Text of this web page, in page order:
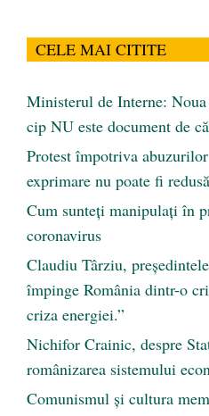
CELE MAI CITITE
Ministerul de Interne:
cip NU este document de
Protest împotriva
exprimare nu poate fi
Cum sunteți manipulați în
coronavirus
Claudiu Târziu,
împinge România dintr-o
criza energiei.”
Nichifor Crainic, despre
românizarea sistemului
Comunismul şi cultura